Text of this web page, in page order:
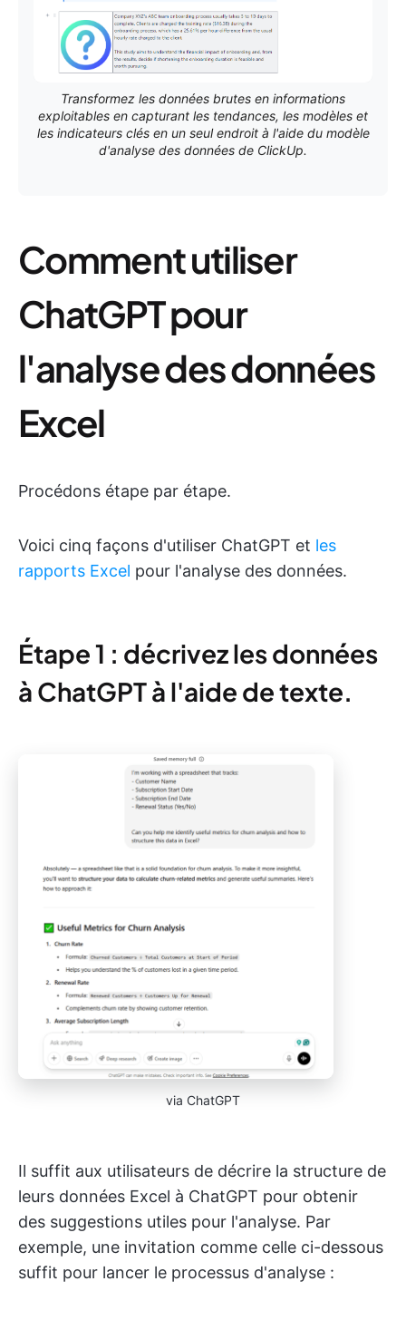
Transformez les données brutes en informations
exploitables en capturant les tendances, les modèles et
les indicateurs clés en un seul endroit à l'aide du modèle
d'analyse des données de ClickUp.
Comment utiliser
ChatGPT pour
l'analyse des données
Excel
Procédons étape par étape.
Voici cinq façons d'utiliser ChatGPT et les
rapports Excel pour l'analyse des données.
Étape 1 : décrivez les données
à ChatGPT à l'aide de texte.
via ChatGPT
Il suffit aux utilisateurs de décrire la structure de
leurs données Excel à ChatGPT pour obtenir
des suggestions utiles pour l'analyse. Par
exemple, une invitation comme celle ci-dessous
suffit pour lancer le processus d'analyse :